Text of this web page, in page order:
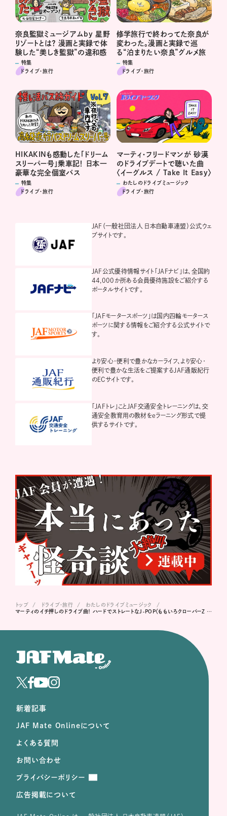
奈良監獄ミュージアムby 星野
リゾートとは？ 漫画と実録で体
験した“美しき監獄”の違和感
特集
ドライブ･旅行
修学旅行で終わってた奈良が
変わった。漫画と実録で巡
る“泊まりたい奈良”グルメ旅
特集
ドライブ･旅行
HIKAKINも感動した「ドリーム
スリーパー号」乗車記！ 日本一
豪華な完全個室バス
特集
ドライブ･旅行
マーティ・フリードマンが 砂漠
のドライブデートで聴いた曲
〈イーグルス / Take It Easy〉
わたしのドライブミュージック
ドライブ･旅行
JAF（一般社団法人 日本自動車連盟）公式ウェ
ブサイトです。
JAF公式優待情報サイト「JAFナビ」は、全国約
44,000か所ある会員優待施設をご紹介する
ポータルサイトです。
「JAFモータースポーツ」は国内四輪モータース
ポーツに関する情報をご紹介する公式サイトで
す。
より安心・便利で豊かなカーライフ、より安心・
便利で豊かな生活をご提案するJAF通販紀行
のECサイトです。
「JAFトレ」ことJAF交通安全トレーニングは、交
通安全教育用の教材をeラーニング形式で提
供するサイトです。
トップ ドライブ･旅行
わたしのドライブミュージック
マーティのイチ押しのドライブ曲！ ハードでストレートなJ-POP〈ももいろクローバーZ / MONONOFU NIPPON feat. 布袋寅泰〉
新着記事
JAF Mate Onlineについて
よくある質問
お問い合わせ
プライバシーポリシー
広告掲載について